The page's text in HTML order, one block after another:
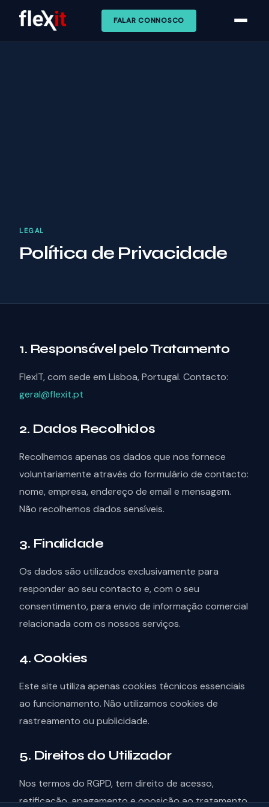
FALAR CONNOSCO
LEGAL
Política de Privacidade
1. Responsável pelo Tratamento
FlexIT, com sede em Lisboa, Portugal. Contacto:
geral@flexit.pt
2. Dados Recolhidos
Recolhemos apenas os dados que nos fornece
voluntariamente através do formulário de contacto:
nome, empresa, endereço de email e mensagem.
Não recolhemos dados sensíveis.
3. Finalidade
Os dados são utilizados exclusivamente para
responder ao seu contacto e, com o seu
consentimento, para envio de informação comercial
relacionada com os nossos serviços.
4. Cookies
Este site utiliza apenas cookies técnicos essenciais
ao funcionamento. Não utilizamos cookies de
rastreamento ou publicidade.
5. Direitos do Utilizador
Nos termos do RGPD, tem direito de acesso,
retificação, apagamento e oposição ao tratamento